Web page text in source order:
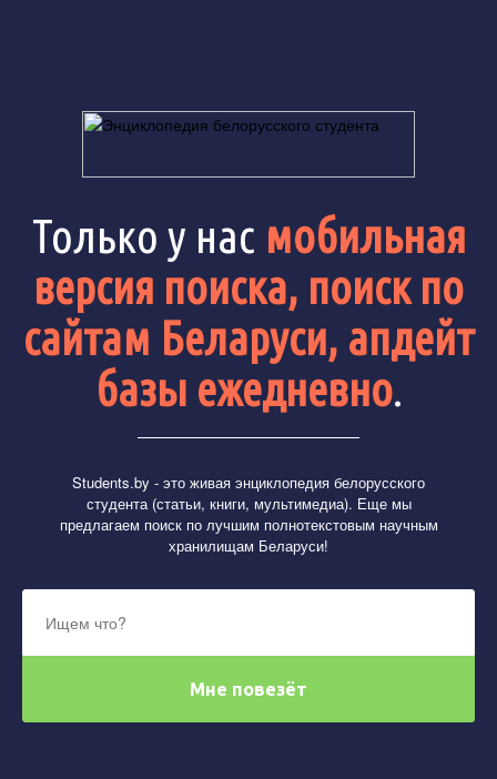
Только у нас мобильная
версия поиска, поиск по
сайтам Беларуси, апдейт
базы ежедневно.
Students.by - это живая энциклопедия белорусского
студента (статьи, книги, мультимедиа). Еще мы
предлагаем поиск по лучшим полнотекстовым научным
хранилищам Беларуси!